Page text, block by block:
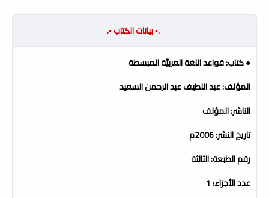
.▫️ بيانات الكتاب ▫️.
● كتاب: قواعد اللغة العربيَّة المبسطة
المؤلف: عبد اللطيف عبد الرحمن السعيد
الناشر: المؤلف
تاريخ النشر: 2006م
رقم الطبعة: الثالثة
عدد الأجزاء: 1